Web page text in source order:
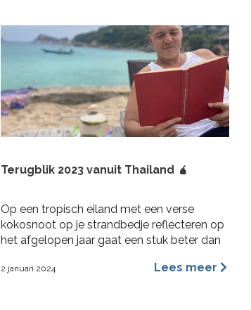
Terugblik 2023 vanuit Thailand 🧉
Op een tropisch eiland met een verse
kokosnoot op je strandbedje reflecteren op
het afgelopen jaar gaat een stuk beter dan
maanden aan het regenen is. 2023 was voor
2 januari 2024 Lees meer